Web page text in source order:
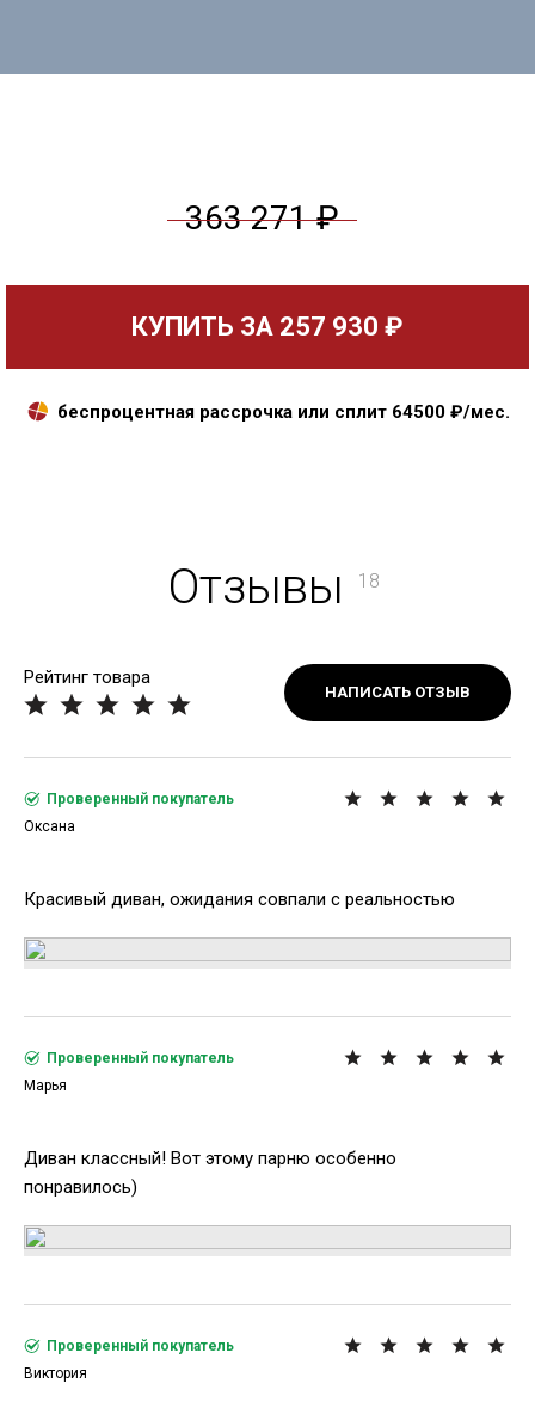
363 271 ₽
КУПИТЬ ЗА 257 930 ₽
беспроцентная рассрочка или сплит 64500₽/мес.
Отзывы 18
Рейтинг товара
НАПИСАТЬ ОТЗЫВ
Красивый диван, ожидания совпали с реальностью
Проверенный покупатель
Оксана
Диван классный! Вот этому парню особенно
понравилось)
Проверенный покупатель
Марья
Проверенный покупатель
Виктория